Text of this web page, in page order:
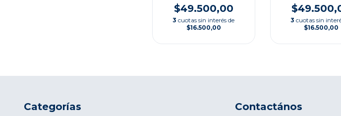
$49.500,00
3 cuotas sin interés de
$16.500,00
3 cuotas sin
$16.500,00
Categorías Contactános